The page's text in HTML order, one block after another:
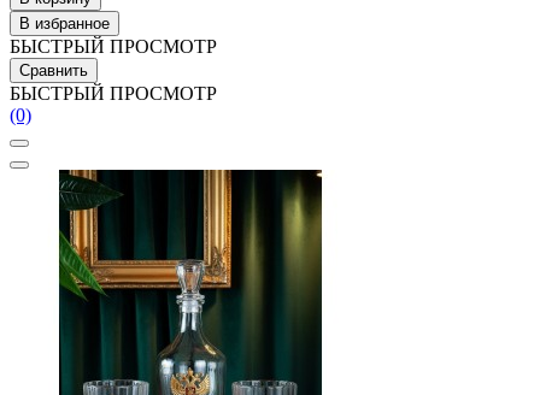
В избранное
БЫСТРЫЙ ПРОСМОТР
Сравнить
БЫСТРЫЙ ПРОСМОТР
(0)